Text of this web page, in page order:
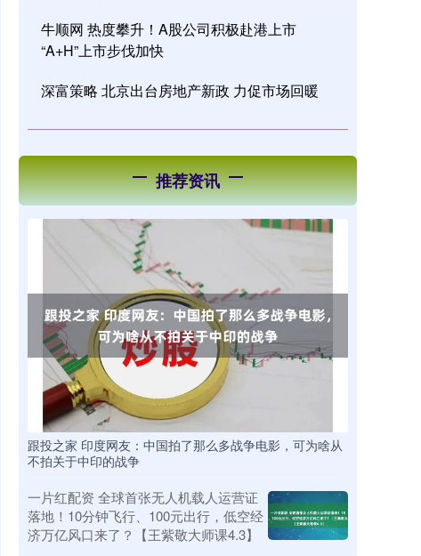
牛顺网 热度攀升！A股公司积极赴港上市
“A+H”上市步伐加快
深富策略 北京出台房地产新政 力促市场回暖
推荐资讯
跟投之家 印度网友：中国拍了那么多战争电影，可为啥从
不拍关于中印的战争
一片红配资 全球首张无人机载人运营证
落地！10分钟飞行、100元出行，低空经
济万亿风口来了？【王紫敬大师课4.3】